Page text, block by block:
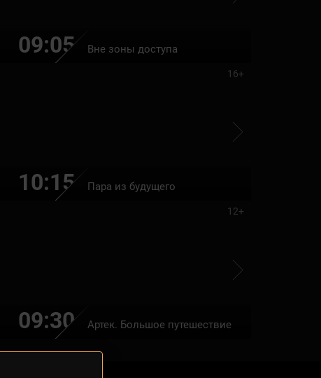
09:05 Вне зоны доступа
16+
10:15 Пара из будущего
12+
09:30 Артек. Большое путешествие